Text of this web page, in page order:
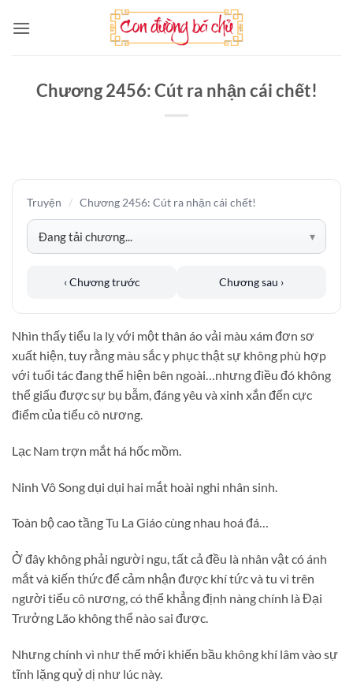
qua
Chương 2456: Cút ra nhận cái chết!
Truyện / Chương 2456: Cút ra nhận cái chết!
‹ Chương trước Chương sau ›
Nhìn thấy tiểu la lỵ với một thân áo vải màu xám đơn sơ
xuất hiện, tuy rằng màu sắc y phục thật sự không phù hợp
với tuổi tác đang thể hiện bên ngoài…nhưng điều đó không
thể giấu được sự bụ bẫm, đáng yêu và xinh xắn đến cực
điểm của tiểu cô nương.
Lạc Nam trợn mắt há hốc mồm.
Ninh Vô Song dụi dụi hai mắt hoài nghi nhân sinh.
Toàn bộ cao tầng Tu La Giáo cùng nhau hoá đá…
Ở đây không phải người ngu, tất cả đều là nhân vật có ánh
mắt và kiến thức để cảm nhận được khí tức và tu vi trên
người tiểu cô nương, có thể khẳng định nàng chính là Đại
Trưởng Lão không thể nào sai được.
Nhưng chính vì như thế mới khiến bầu không khí lâm vào sự
tĩnh lặng quỷ dị như lúc này.